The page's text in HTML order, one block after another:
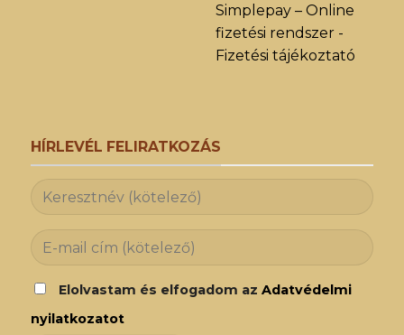
Simplepay – Online
fizetési rendszer -
Fizetési tájékoztató
HÍRLEVÉL FELIRATKOZÁS
Elolvastam és elfogadom az Adatvédelmi
nyilatkozatot